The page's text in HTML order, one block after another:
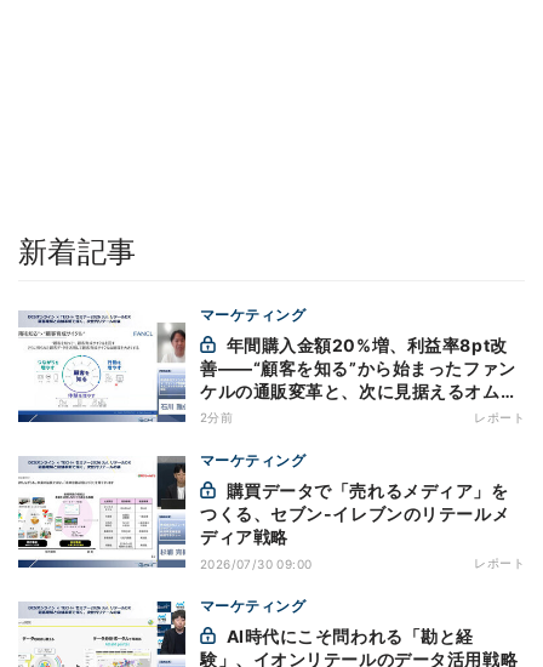
新着記事
マーケティング
善——“顧客を知る”から始まったファン
ケルの通販変革と、次に見据えるオムニ
チャネル
2分前 レポート
マーケティング
つくる、セブン-イレブンのリテールメ
ディア戦略
2026/07/30 09:00 レポート
マーケティング
験」、イオンリテールのデータ活用戦略